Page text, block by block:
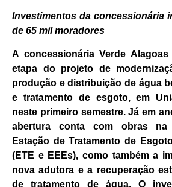
Investimentos da concessionária
de 65 mil moradores
A concessionária Verde
etapa do projeto de
produção e distribuição de água
e tratamento de esgoto, em
neste primeiro semestre. Já em
abertura conta com obras na
Estação de Tratamento de
(ETE e EEEs), como também a
nova adutora e a recuperação
de tratamento de água. O